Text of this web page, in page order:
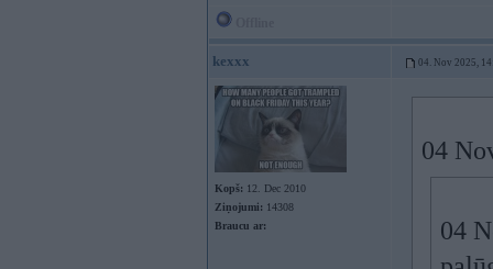
kexxx 04. Nov 2025,
Kopš: 12. Dec 2010
Ziņojumi: 14308
Braucu ar:
04
04